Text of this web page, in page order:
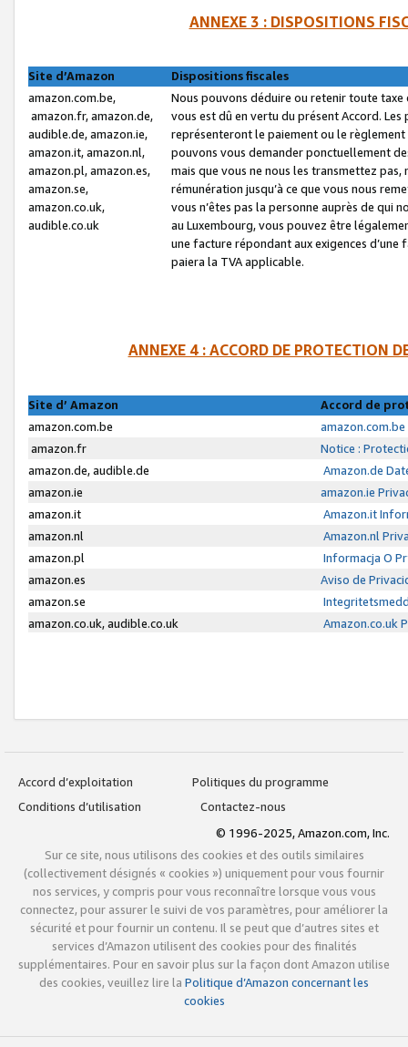
ANNEXE 3 : DISPOSITIONS
Site d’Amazon
Dispositions fiscales
amazon.com.be,
amazon.fr, amazon.de,
audible.de, amazon.ie,
amazon.it, amazon.nl,
amazon.pl, amazon.es,
amazon.se,
amazon.co.uk,
audible.co.uk
Nous pouvons déduire ou retenir toute
vous est dû en vertu du présent Accord.
représenteront le paiement ou le
pouvons vous demander ponctuellement
mais que vous ne nous les transmettez
rémunération jusqu’à ce que vous nous
vous n’êtes pas la personne auprès de qui
au Luxembourg, vous pouvez être
une facture répondant aux exigences
paiera la TVA applicable.
ANNEXE 4 : ACCORD DE PROTECTION
Site d’ Amazon
Accord de
amazon.com.be
amazon.fr
Notice :
amazon.de, audible.de
Amazon.de
amazon.ie
amazon.ie
amazon.it
Amazon.it
amazon.nl
Amazon.nl
amazon.pl
Informacja O
amazon.es
Aviso de
amazon.se
amazon.co.uk, audible.co.uk
Amazon.co.uk
Accord d’exploitation
Politiques du programme
Conditions d’utilisation
Contactez-nous
© 1996-2025, Amazon.com, Inc.
Sur ce site, nous utilisons des cookies et des outils similaires
(collectivement désignés « cookies ») uniquement pour vous fournir
nos services, y compris pour vous reconnaître lorsque vous vous
connectez, pour assurer le suivi de vos paramètres, pour améliorer la
sécurité et pour fournir un contenu. Il se peut que d’autres sites et
services d’Amazon utilisent des cookies pour des finalités
supplémentaires. Pour en savoir plus sur la façon dont Amazon utilise
des cookies, veuillez lire la Politique d’Amazon concernant les
cookies